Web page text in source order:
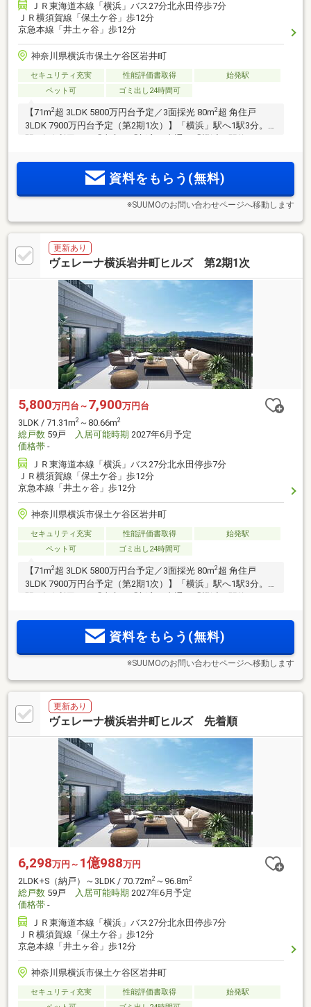
ＪＲ東海道本線「横浜」バス27分北永田停歩7分
ＪＲ横須賀線「保土ケ谷」歩12分
京急本線「井土ヶ谷」歩12分
神奈川県横浜市保土ケ谷区岩井町
セキュリティ充実 性能評価書取得
始発駅
ペット可
ゴミ出し24時間可
【71m2超 3LDK 5800万円台予定／3面採光 80m2超 角住戸
3LDK 7900万円台予定（第2期1次）】「横浜」駅へ1駅3分。2
ルコニー、ガーデンテラス、コンサバトリールームなど多彩
資料をもらう(無料)
※SUUMOのお問い合わせページへ移動します
更新あり
ヴェレーナ横浜岩井町ヒルズ 第2期1次
5,800万円台～ 7,900万円台
3LDK / 71.31m2 ～80.66m2
総戸数 59戸 入居可能時期 2027年6月予定
価格帯 -
ＪＲ東海道本線「横浜」バス27分北永田停歩7分
ＪＲ横須賀線「保土ケ谷」歩12分
京急本線「井土ヶ谷」歩12分
神奈川県横浜市保土ケ谷区岩井町
セキュリティ充実 性能評価書取得
始発駅
ペット可
ゴミ出し24時間可
【71m2 超 3LDK 5800万円台予定／3面採光 80m2 超 角住戸
3LDK 7900万円台予定（第2期1次）】「横浜」駅へ1駅3分。2
ルコニー、ガーデンテラス、コンサバトリールームなど多彩
資料をもらう(無料)
※SUUMOのお問い合わせページへ移動します
更新あり
ヴェレーナ横浜岩井町ヒルズ 先着順
6,298万円～ 1億988万円
2LDK+S（納戸）～3LDK / 70.72m2 ～96.8m2
総戸数 59戸 入居可能時期 2027年6月予定
価格帯 -
ＪＲ東海道本線「横浜」バス27分北永田停歩7分
ＪＲ横須賀線「保土ケ谷」歩12分
京急本線「井土ヶ谷」歩12分
神奈川県横浜市保土ケ谷区岩井町
セキュリティ充実 性能評価書取得
始発駅